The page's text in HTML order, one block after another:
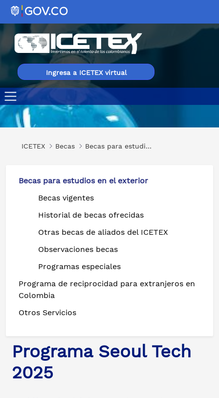
Ingresa a ICETEX virtual
Programa Seoul Tech 2025
ICETEX Becas Becas para estudios en el exterior
Becas para estudios en el exterior
Becas vigentes
Historial de becas ofrecidas
Otras becas de aliados del ICETEX
Observaciones becas
Programas especiales
Programa de reciprocidad para extranjeros en
Colombia
Otros Servicios
Programa Seoul Tech
2025